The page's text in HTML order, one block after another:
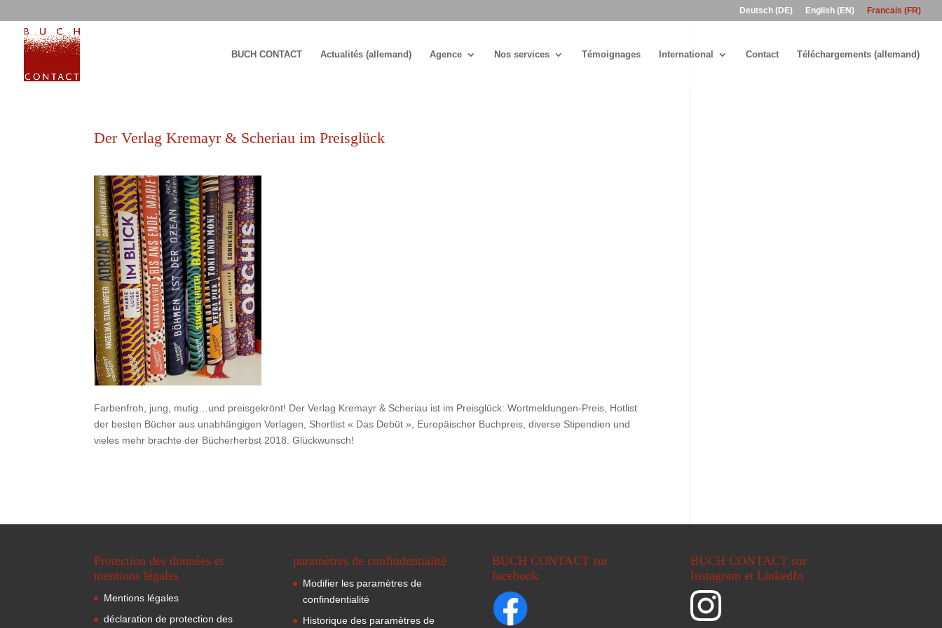
Deutsch (DE) English (EN) Francais (FR)
BUCH CONTACT Actualités (allemand) Agence Nos services Témoignages International Contact Téléchargements (allemand)
Der Verlag Kremayr & Scheriau im Preisglück
Farbenfroh, jung, mutig…und preisgekrönt! Der Verlag Kremayr & Scheriau ist im Preisglück: Wortmeldungen-Preis, Hotlist
der besten Bücher aus unabhängigen Verlagen, Shortlist « Das Debüt », Europäischer Buchpreis, diverse Stipendien und
vieles mehr brachte der Bücherherbst 2018. Glückwunsch!
Protection des données et
mentions légales
Mentions légales
déclaration de protection des
paramètres de confindentialité
Modifier les paramètres de
confindentialité
Historique des paramètres de
BUCH CONTACT sur
facebook
BUCH CONTACT sur
Instagram et LinkedIn